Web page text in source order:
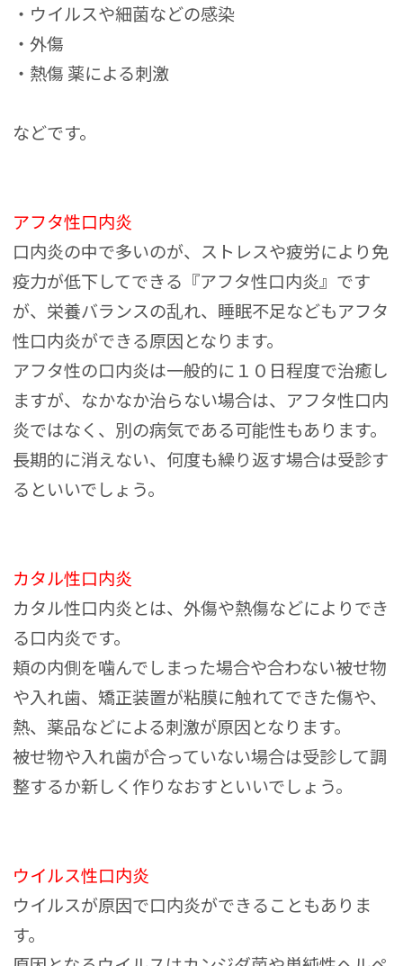
・ウイルスや細菌などの感染
・外傷
・熱傷 薬による刺激
などです。
アフタ性口内炎
口内炎の中で多いのが、ストレスや疲労により免
疫力が低下してできる『アフタ性口内炎』です
が、栄養バランスの乱れ、睡眠不足などもアフタ
性口内炎ができる原因となります。
アフタ性の口内炎は一般的に１０日程度で治癒し
ますが、なかなか治らない場合は、アフタ性口内
炎ではなく、別の病気である可能性もあります。
長期的に消えない、何度も繰り返す場合は受診す
るといいでしょう。
カタル性口内炎
カタル性口内炎とは、外傷や熱傷などによりでき
る口内炎です。
頬の内側を噛んでしまった場合や合わない被せ物
や入れ歯、矯正装置が粘膜に触れてできた傷や、
熱、薬品などによる刺激が原因となります。
被せ物や入れ歯が合っていない場合は受診して調
整するか新しく作りなおすといいでしょう。
ウイルス性口内炎
ウイルスが原因で口内炎ができることもありま
す。